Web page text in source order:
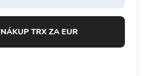
NÁKUP TRX ZA EUR